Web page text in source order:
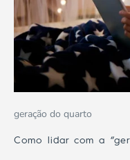
geração do quarto
Como lidar com a